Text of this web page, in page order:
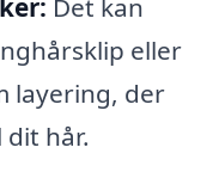
Det kan
eller
layering, der
hår.